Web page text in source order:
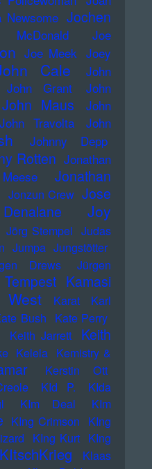
Newsome Jochen
McDonald
Joe
Joe Meek Joey
Cale
John
John Grant
John
John Maus
John
John Travolta
John
Johnny Depp
Rotten Jonathan
Jonathan
Jonzun Crew Jose
Joy
Jörg Stempel Judas
Jumpa Jungstötter
Drews
Jürgen
Kamasi
West Karat
Karl
Bush Kate Perry
Keith Jarrett
Keith
Kelela Kemistry &
Kerstin Ott
KId P.
KIda
KIm Deal
KIm
KIng Crimson KIng
KIng Kurt KIng
KItschKrieg
Klaas